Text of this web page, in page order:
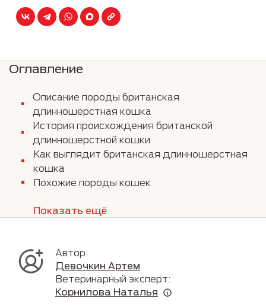
Оглавление
Описание породы британская
длинношерстная кошка
История происхождения британской
длинношерстной кошки
Как выглядит британская длинношерстная
кошка
Похожие породы кошек
Показать ещё
Автор:
Девочкин Артем
Ветеринарный эксперт:
Корнилова Наталья